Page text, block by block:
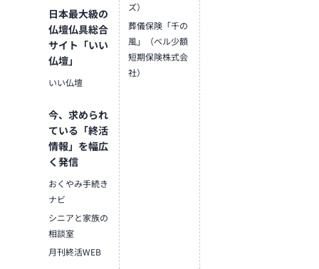
日本最大級の
仏壇仏具総合
サイト「いい
仏壇」
いい仏壇
今、求められ
ている「終活
情報」を幅広
く発信
おくやみ手続き
ナビ
シニアと家族の
相談室
月刊終活WEB
ズ）
葬儀保険「千の
風」（ベル少額
短期保険株式会
社）